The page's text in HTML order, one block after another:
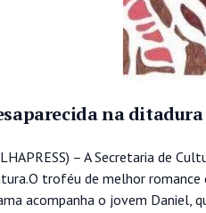
na
– A Secretaria de
troféu de melhor romance
acompanha o jovem Daniel,